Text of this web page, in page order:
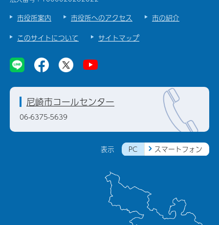
市役所案内 市役所へのアクセス
市の紹介
このサイトについて
サイトマップ
表示 PC スマートフォン
尼崎市コールセンター
06-6375-5639